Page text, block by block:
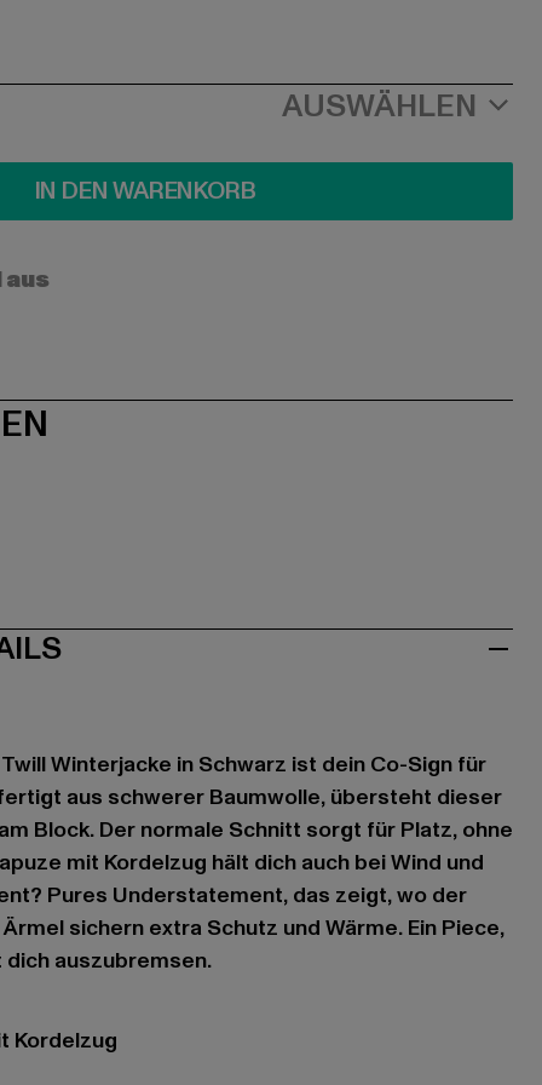
AUSWÄHLEN
IN DEN WARENKORB
Winterjacke in Schwarz ist dein Co-Sign für
aus schwerer Baumwolle, übersteht dieser
Block. Der normale Schnitt sorgt für Platz, ohne
mit Kordelzug hält dich auch bei Wind und
Pures Understatement, das zeigt, wo der
sichern extra Schutz und Wärme. Ein Piece,
auszubremsen.
Kordelzug